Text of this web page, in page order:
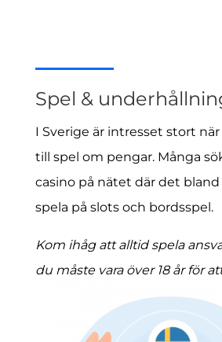
Spel &
I Sverige är intresset stort
till spel om pengar. Många
casino på nätet där det
spela på slots och bordsspel.
Kom ihåg att alltid spela
du måste vara över 18 år för